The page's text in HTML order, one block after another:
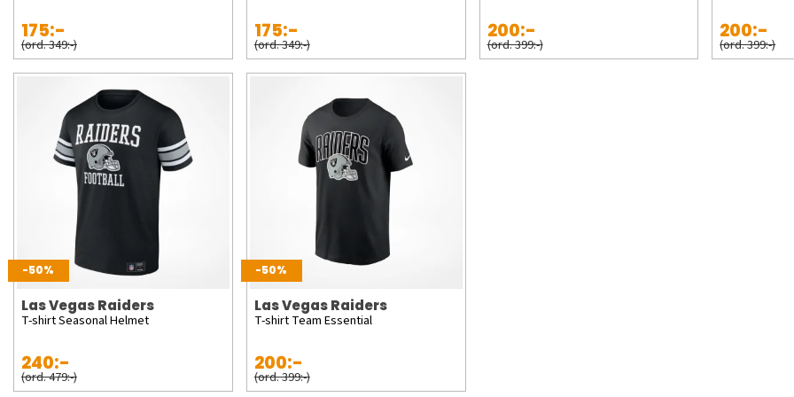
175:-
(ord. 349:-)
175:-
(ord. 349:-)
200:-
(ord. 399:-)
200:-
(ord. 399:-)
-50%
Las Vegas Raiders
T-shirt Seasonal Helmet
240:-
(ord. 479:-)
-50%
Las Vegas Raiders
T-shirt Team Essential
200:-
(ord. 399:-)